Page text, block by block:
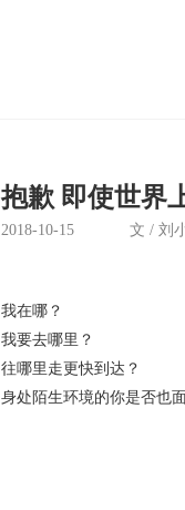
抱歉 即使世界
2018-10-15 文 / 刘
我在哪？
我要去哪里？
往哪里走更快到达？
身处陌生环境的你是否也